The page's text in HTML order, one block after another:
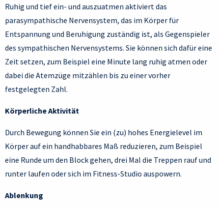
Ruhig und tief ein- und auszuatmen aktiviert das
parasympathische Nervensystem, das im Körper für
Entspannung und Beruhigung zuständig ist, als Gegenspieler
des sympathischen Nervensystems. Sie können sich dafür eine
Zeit setzen, zum Beispiel eine Minute lang ruhig atmen oder
dabei die Atemzüge mitzählen bis zu einer vorher
festgelegten Zahl.
Körperliche Aktivität
Durch Bewegung können Sie ein (zu) hohes Energielevel im
Körper auf ein handhabbares Maß reduzieren, zum Beispiel
eine Runde um den Block gehen, drei Mal die Treppen rauf und
runter laufen oder sich im Fitness-Studio auspowern.
Ablenkung